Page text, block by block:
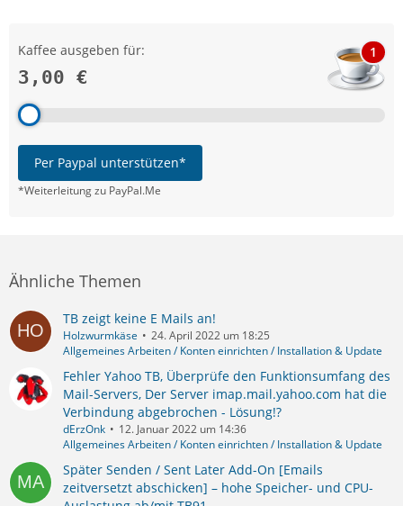
Kaffee ausgeben für:
3,00 €
1
Per Paypal unterstützen*
*Weiterleitung zu PayPal.Me
Ähnliche Themen
TB zeigt keine E Mails an!
Holzwurmkäse
24. April 2022 um 18:25
Allgemeines Arbeiten / Konten einrichten / Installation & Update
Fehler Yahoo TB, Überprüfe den Funktionsumfang des
Mail-Servers, Der Server imap.mail.yahoo.com hat die
Verbindung abgebrochen - Lösung!?
dErzOnk
12. Januar 2022 um 14:36
Allgemeines Arbeiten / Konten einrichten / Installation & Update
Später Senden / Sent Later Add-On [Emails
zeitversetzt abschicken] – hohe Speicher- und CPU-